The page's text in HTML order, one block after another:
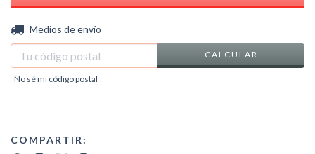
Entregas para el CP:
Medios de envío
CALCULAR
No sé mi código postal
COMPARTIR: